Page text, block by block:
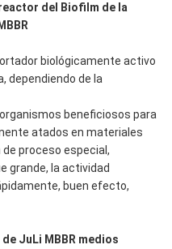
del Biofilm de la
biológicamente activo
dependiendo de la
beneficiosos para
atados en materiales
proceso especial,
grande, la actividad
buen efecto,
JuLi MBBR medios